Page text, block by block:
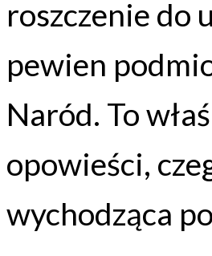
roszczenie do
pewien
Naród. To
opowieści,
wychodząca